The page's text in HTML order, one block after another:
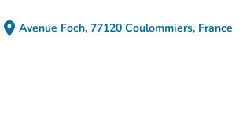
place Avenue Foch, 77120 Coulommiers, France
(ouvrir dans Google Maps)
(nouvel onglet)